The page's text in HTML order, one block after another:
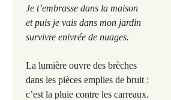
Je t’embrasse dans la maison
et puis je vais dans mon jardin
survivre enivrée de nuages.
La lumière ouvre des brèches
dans les pièces emplies de bruit :
c’est la pluie contre les carreaux.